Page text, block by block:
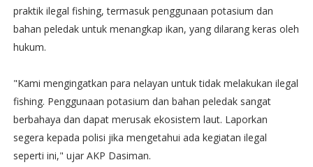
praktik ilegal fishing, termasuk penggunaan potasium dan
bahan peledak untuk menangkap ikan, yang dilarang keras oleh
hukum.
"Kami mengingatkan para nelayan untuk tidak melakukan ilegal
fishing. Penggunaan potasium dan bahan peledak sangat
berbahaya dan dapat merusak ekosistem laut. Laporkan
segera kepada polisi jika mengetahui ada kegiatan ilegal
seperti ini," ujar AKP Dasiman.